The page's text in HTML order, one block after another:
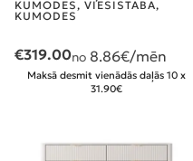
KUMODES , VIESISTABA,
KUMODES
€319.00no 8.86€/mēn
Maksā desmit vienādās daļās 10 x
31.90€